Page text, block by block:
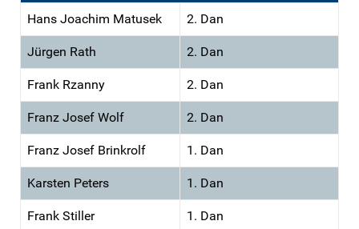
Hans Joachim Matusek 2. Dan
Jürgen Rath 2. Dan
Frank Rzanny 2. Dan
Franz Josef Wolf 2. Dan
Franz Josef Brinkrolf 1. Dan
Karsten Peters 1. Dan
Frank Stiller 1. Dan